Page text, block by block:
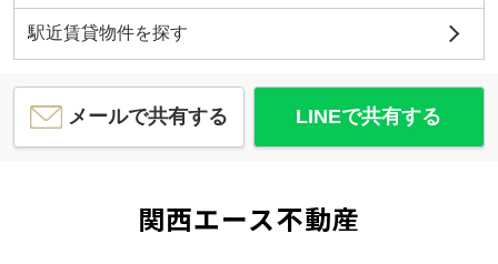
駅近賃貸物件を探す
メールで共有する LINEで共有する
関西エース不動産